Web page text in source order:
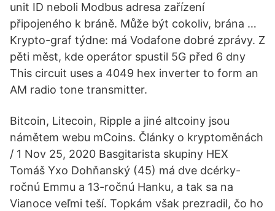
unit ID neboli Modbus adresa zařízení
připojeného k bráně. Může být cokoliv, brána …
Krypto-graf týdne: má Vodafone dobré zprávy. Z
pěti měst, kde operátor spustil 5G před 6 dny
This circuit uses a 4049 hex inverter to form an
AM radio tone transmitter.
Bitcoin, Litecoin, Ripple a jiné altcoiny jsou
námětem webu mCoins. Články o kryptoměnách
/ 1 Nov 25, 2020 Basgitarista skupiny HEX
Tomáš Yxo Dohňanský (45) má dve dcérky-
ročnú Emmu a 13-ročnú Hanku, a tak sa na
Vianoce veľmi teší. Topkám však prezradil, čo ho